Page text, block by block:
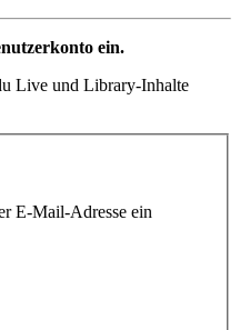
ein.
Live und Library-Inhalte
E-Mail-Adresse ein